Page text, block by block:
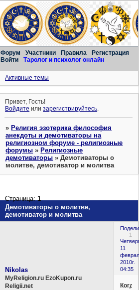
Форум Участники Правила
Регистрация
Войти
Таролог и психолог онлайн
Активные темы
Привет, Гость!
Войдите илизарегистрируйтесь.
»Религия эзотерика философия
анекдоты и демотиваторы на
религиозном форуме - религиозные
форумы »Религиозные
демотиваторы »Демотиваторы о
молитве, демотиватор и молитва
Демотиваторы о молитве,
демотиватор и молитва
Страница:1
1
11
2010г.
04:35
Nikolas
MyReligion.ru EzoKupon.ru
Religii.net
Когда